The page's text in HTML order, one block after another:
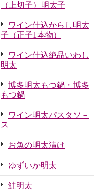
（上切子）明太子
ワイン仕込からし明太
子（正子1本物）
ワイン仕込絶品いわし
明太
博多明太もつ鍋・博多
もつ鍋
ワイン明太パスタソ－
ス
お魚の明太漬け
ゆずいか明太
鮭明太